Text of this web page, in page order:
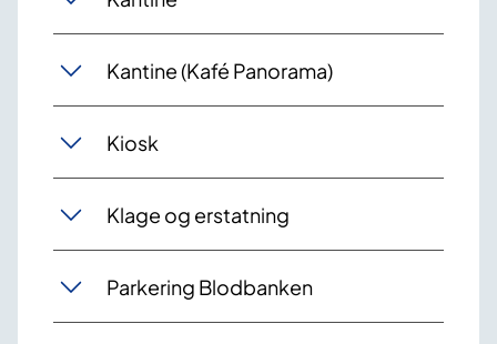
Kantine (Kafé Panorama)
Kiosk
Klage og erstatning
Parkering Blodbanken